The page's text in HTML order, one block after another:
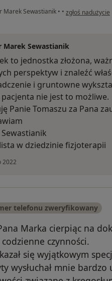
Marek Sewastianik • • w opinii
zgłoś nadużycie
Marek Sewastianik
to jednostka złożona,
perspektyw i znaleźć
i gruntowne
nie jest to możliwe.
Panie Tomaszu za Pana
w dziedzinie fizjoterapii
2022
telefonu zweryfikowany
Marka cierpiąc na
czynności.
się wyjątkowym
wysłuchał mnie